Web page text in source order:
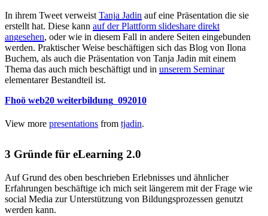
In ihrem Tweet verweistTanja Jadin auf eine Präsentation die sie
erstellt hat. Diese kann auf der Plattform slideshare direkt
angesehen, oder wie in diesem Fall in andere Seiten eingebunden
werden. Praktischer Weise beschäftigen sich das Blog von Ilona
Buchem, als auch die Präsentation von Tanja Jadin mit einem
Thema das auch mich beschäftigt und in unserem Seminar
elementarer Bestandteil ist.
Fhoö web20 weiterbildung_092010
View more presentations from tjadin.
3 Gründe für eLearning 2.0
Auf Grund des oben beschrieben Erlebnisses und ähnlicher
Erfahrungen beschäftige ich mich seit längerem mit der Frage wie
social Media zur Unterstützung von Bildungsprozessen genutzt
werden kann.